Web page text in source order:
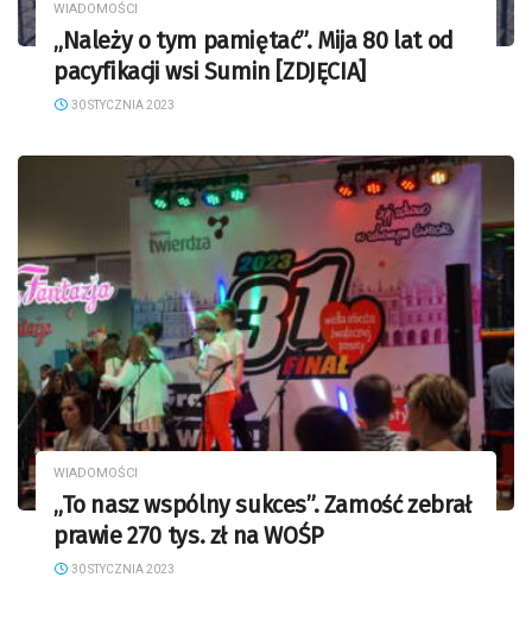
WIADOMOŚCI
„Należy o tym pamiętać”. Mija 80 lat od
pacyfikacji wsi Sumin [ZDJĘCIA]
30 STYCZNIA 2023
WIADOMOŚCI
„To nasz wspólny sukces”. Zamość zebrał
prawie 270 tys. zł na WOŚP
30 STYCZNIA 2023